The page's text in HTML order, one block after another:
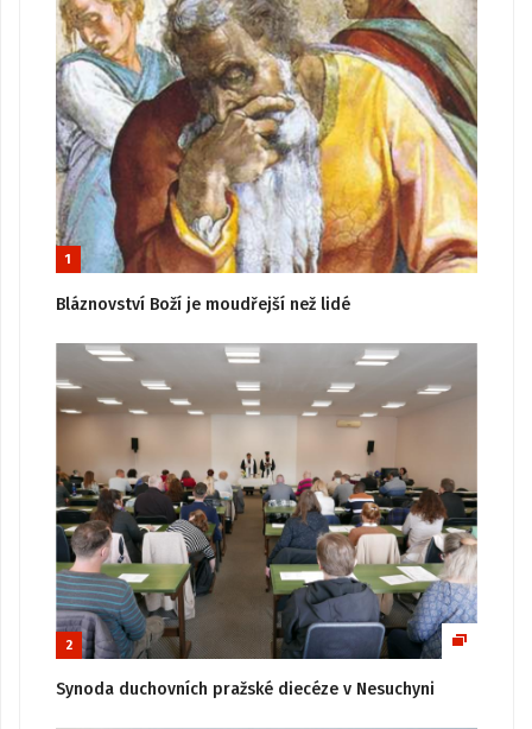
1
Bláznovství Boží je moudřejší než lidé
2
Synoda duchovních pražské diecéze v Nesuchyni